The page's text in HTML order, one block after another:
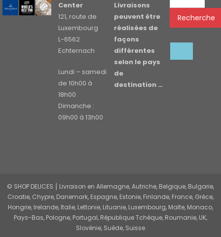
Center
121, route de
Luxembourg
L-6562
Echternach
Lundi – samedi
de 10h00 à
18h00
Dimanche :
09h00 à 13h00
Livraisons
peuvent être
réalisées de
façons
différentes
selon le pays
de
destination …
Recherche
© SHOP DELICES ⎮ Livraison en Allemagne, Autriche, Belgique, Bulgarie,
Croatie, Chypre, Danemark, Espagne, Estonie, Finlande, France, Grèce,
Hongrie, Irelande, Italie, Lettonie, Lituanie, Luxembourg, Malte, Monaco,
Pays-Bas, Pologne, Portugal, République Tchèque, Roumanie, UK,
Slovénie, Suède, Suisse